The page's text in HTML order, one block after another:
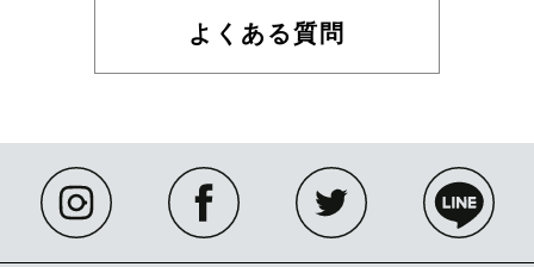
よくある質問